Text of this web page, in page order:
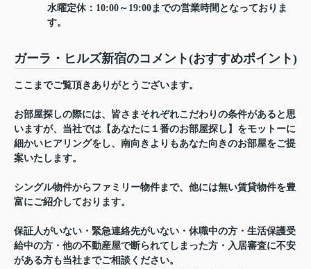
水曜定休：10:00～19:00までの営業時間となっておりま
す。
ガーラ・ヒルズ新宿のコメント(おすすめポイント)
ここまでご覧頂きありがとうございます。
お部屋探しの際には、皆さまそれぞれこだわりの条件があると思
いますが、当社では【あなたに１番のお部屋探し】をモットーに
細かいヒアリングをし、南向きよりもあなた向きのお部屋をご提
案いたします。
シングル物件からファミリー物件まで、他には無い賃貸物件を豊
富にご紹介しております。
保証人がいない・緊急連絡先がいない・休職中の方・生活保護受
給中の方・他の不動産屋で断られてしまった方・入居審査に不安
がある方も当社までご相談ください。